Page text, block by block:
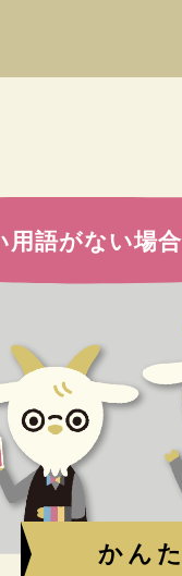
用語がない場
かん